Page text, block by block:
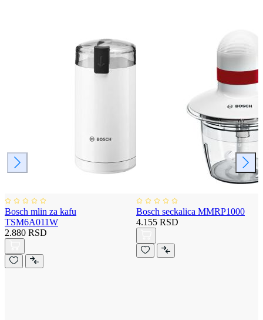
Bosch mlin za kafu
TSM6A011W
2.880 RSD
Bosch seckalica MMRP1000
4.155 RSD